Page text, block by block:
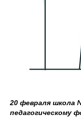
20 февраля школа
педагогическому